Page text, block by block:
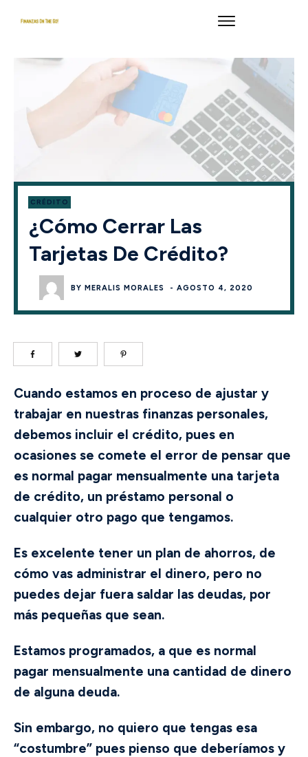
CRÉDITO
¿Cómo Cerrar Las
Tarjetas De Crédito?
BYMERALIS MORALES -AGOSTO 4, 2020
Cuando estamos en proceso de ajustar y
trabajar en nuestras finanzas personales,
debemos incluir el crédito, pues en
ocasiones se comete el error de pensar que
es normal pagar mensualmente una tarjeta
de crédito, un préstamo personal o
cualquier otro pago que tengamos.
Es excelente tener un plan de ahorros, de
cómo vas administrar el dinero, pero no
puedes dejar fuera saldar las deudas, por
más pequeñas que sean.
Estamos programados, a que es normal
pagar mensualmente una cantidad de dinero
de alguna deuda.
Sin embargo, no quiero que tengas esa
“costumbre” pues pienso que deberíamos y